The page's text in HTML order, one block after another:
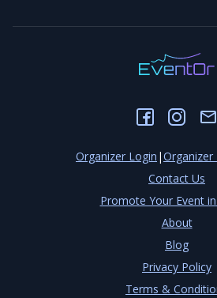
Organizer Login |Organizer
Contact Us
Promote Your Event
About
Blog
Privacy Policy
Terms &